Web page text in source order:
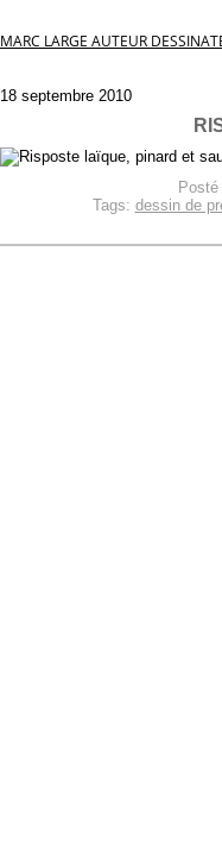
MARC LARGE AUTEUR
18 septembre 2010
Tags: dessin de